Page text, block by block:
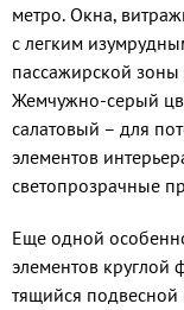
метро. Окна,
с легким
пассажирской
Жемчужно-серый
салато­вый – для
элементов
светопрозрачные
Еще одной
элементов
тящийся подвесной